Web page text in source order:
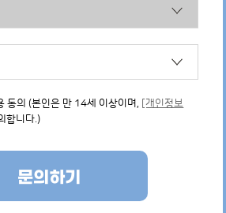
동의 (본인은 만 14세 이상이며,
[개인정보
합니다.)
문의하기